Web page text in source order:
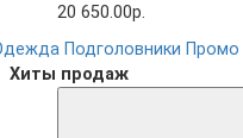
20 650.00р.
Подголовники Промо
Хиты продаж